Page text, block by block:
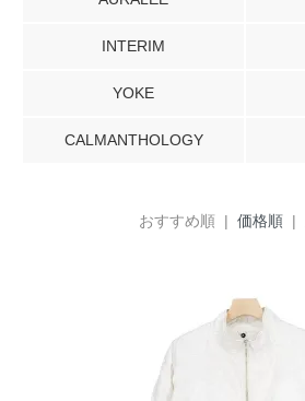
INTERIM
YOKE
CALMANTHOLOGY
おすすめ順 | 価格順 |